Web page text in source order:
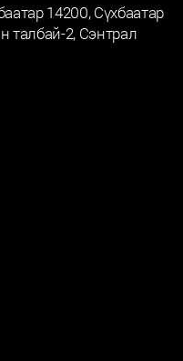
14200, Сүхбаатар
талбай-2, Сэнтрал